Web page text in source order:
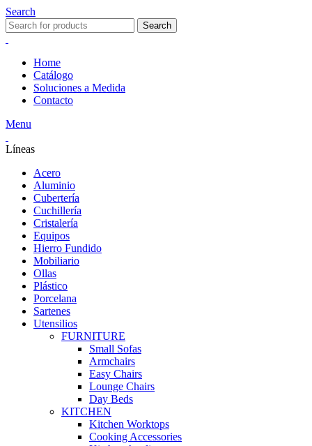
Search
Search
Home
Catálogo
Soluciones a Medida
Contacto
Menu
Líneas
Acero
Aluminio
Cubertería
Cuchillería
Cristalería
Equipos
Hierro Fundido
Mobiliario
Ollas
Plástico
Porcelana
Sartenes
Utensilios
FURNITURE
Small Sofas
Armchairs
Easy Chairs
Lounge Chairs
Day Beds
KITCHEN
Kitchen Worktops
Cooking Accessories